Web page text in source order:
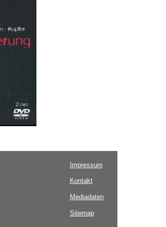
Impressum
Kontakt
Mediadaten
Sitemap